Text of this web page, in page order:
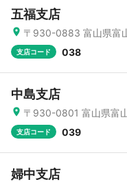
五福支店
〒930-0883 富山県富
支店コード 038
中島支店
〒930-0801 富山県富
支店コード 039
婦中支店